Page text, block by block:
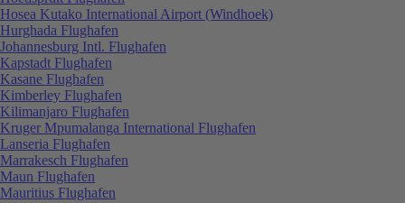
Hosea Kutako International Airport (Windhoek)
Hurghada Flughafen
Johannesburg Intl. Flughafen
Kapstadt Flughafen
Kasane Flughafen
Kimberley Flughafen
Kilimanjaro Flughafen
Kruger Mpumalanga International Flughafen
Lanseria Flughafen
Marrakesch Flughafen
Maun Flughafen
Mauritius Flughafen